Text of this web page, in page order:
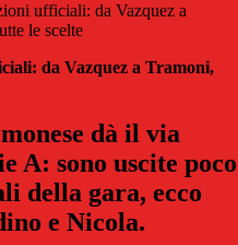
ufficiali: da Vazquez a
le scelte
da Vazquez a Tramoni,
dà il via
A: sono uscite poco
della gara, ecco
e Nicola.